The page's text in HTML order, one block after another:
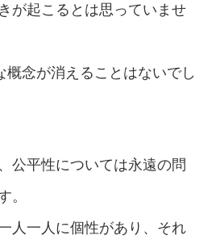
が起こるとは思っていませ
概念が消えることはないでし
公平性については永遠の問
。
人一人に個性があり、それ